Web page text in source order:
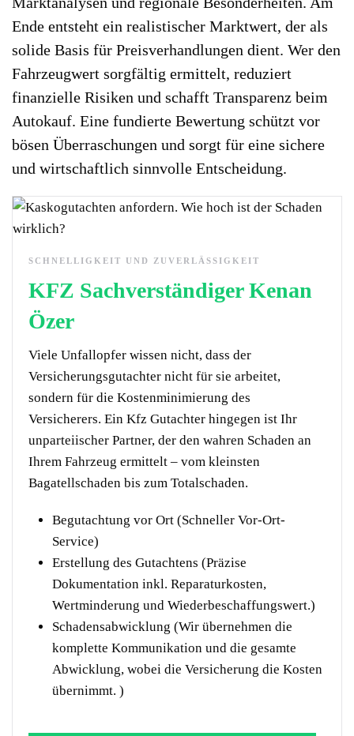
Ende entsteht ein realistischer Marktwert, der als
solide Basis für Preisverhandlungen dient. Wer den
Fahrzeugwert sorgfältig ermittelt, reduziert
finanzielle Risiken und schafft Transparenz beim
Autokauf. Eine fundierte Bewertung schützt vor
bösen Überraschungen und sorgt für eine sichere
und wirtschaftlich sinnvolle Entscheidung.
SCHNELLIGKEIT UND ZUVERLÄSSIGKEIT
KFZ Sachverständiger Kenan
Özer
Viele Unfallopfer wissen nicht, dass der
Versicherungsgutachter nicht für sie arbeitet,
sondern für die Kostenminimierung des
Versicherers. Ein Kfz Gutachter hingegen ist Ihr
unparteiischer Partner, der den wahren Schaden an
Ihrem Fahrzeug ermittelt – vom kleinsten
Bagatellschaden bis zum Totalschaden.
Begutachtung vor Ort (Schneller Vor-Ort-
Service)
Erstellung des Gutachtens (Präzise
Dokumentation inkl. Reparaturkosten,
Wertminderung und Wiederbeschaffungswert.)
Schadensabwicklung (Wir übernehmen die
komplette Kommunikation und die gesamte
Abwicklung, wobei die Versicherung die Kosten
übernimmt. )